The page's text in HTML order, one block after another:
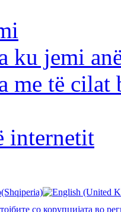
ku jemi
me të cilat
internetit
со корупцијата во